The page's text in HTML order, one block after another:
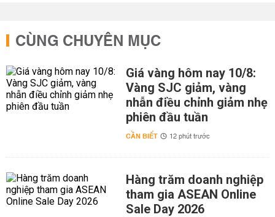
CÙNG CHUYÊN MỤC
Giá vàng hôm nay 10/8:
Vàng SJC giảm, vàng
nhẫn điều chỉnh giảm nhẹ
phiên đầu tuần
CẦN BIẾT 12 phút trước
Hàng trăm doanh nghiệp
tham gia ASEAN Online
Sale Day 2026